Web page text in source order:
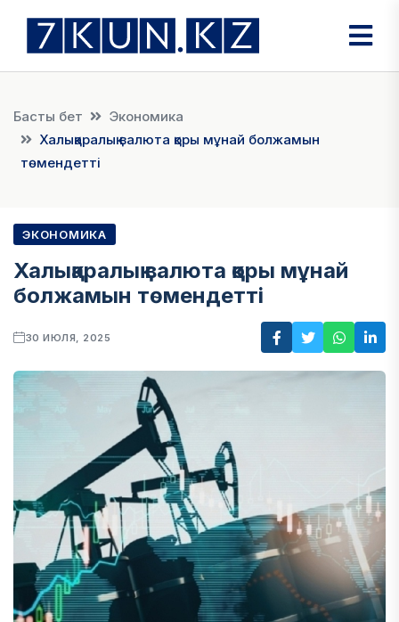
Басты бет
Экономика
Халықаралық валюта қоры мұнай болжамын
төмендетті​
ЭКОНОМИКА
Халықаралық валюта қоры мұнай
болжамын төмендетті​
30 ИЮЛЯ, 2025